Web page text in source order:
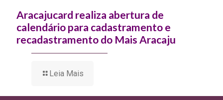
Aracajucard realiza abertura de
calendário para cadastramento e
recadastramento do Mais Aracaju
Leia Mais